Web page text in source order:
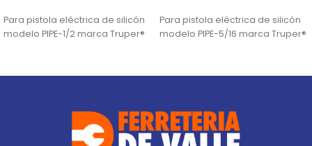
Para pistola eléctrica de silicón
modelo PIPE-1/2 marca Truper®
Para pistola eléctrica de silicón
modelo PIPE-5/16 marca Truper®